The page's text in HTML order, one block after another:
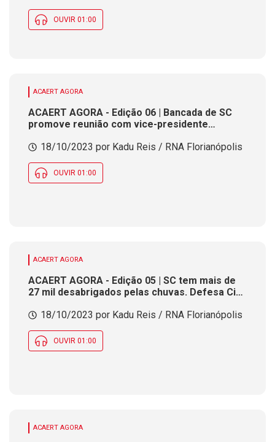
OUVIR 01:00
ACAERT AGORA
ACAERT AGORA - Edição 06 | Bancada de SC
promove reunião com vice-presidente
chuvas. Estado anuncia leilão com 396 lotes
aviso para temporais isolados nesta quinta
(19)
18/10/2023 por Kadu Reis / RNA Florianópolis
OUVIR 01:00
ACAERT AGORA
ACAERT AGORA - Edição 05 | SC tem mais de
27 mil desabrigados pelas chuvas. Defesa Civil
casa. Justiça condena homem a 50 anos de
18/10/2023 por Kadu Reis / RNA Florianópolis
OUVIR 01:00
ACAERT AGORA